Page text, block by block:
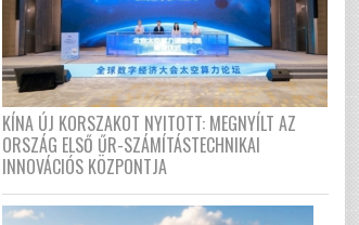
KÍNA ÚJ KORSZAKOT NYITOTT: MEGNYÍLT AZ
ORSZÁG ELSŐ ŰR-SZÁMÍTÁSTECHNIKAI
INNOVÁCIÓS KÖZPONTJA